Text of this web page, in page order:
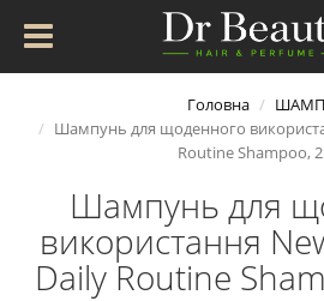
Головна
Шампунь для щоденного
Routine Shampoo,
Шампунь для
використання
Daily Routine